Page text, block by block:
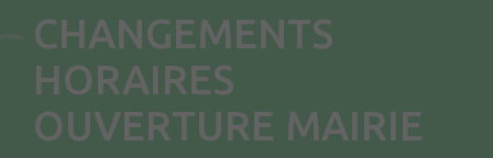
CHANGEMENTS
HORAIRES
OUVERTURE MAIRIE